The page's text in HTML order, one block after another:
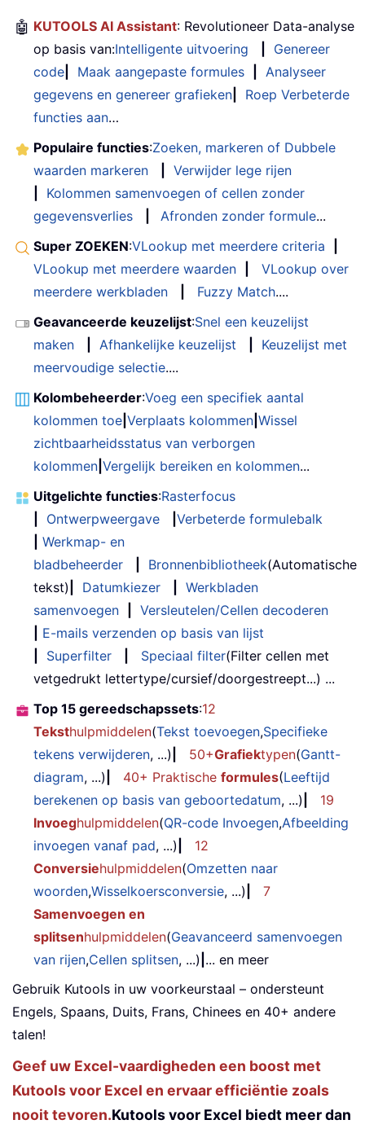
🤖 KUTOOLS AI Assistant: Revolutioneer Data-analyse
op basis van:Intelligente uitvoering
Genereer
code
Maak aangepaste formules
Analyseer
gegevens en genereer grafieken
Roep Verbeterde
functies aan…
Populaire functies:Zoeken, markeren of Dubbele
waarden markeren
Verwijder lege rijen
Kolommen samenvoegen of cellen zonder
gegevensverlies
Afronden zonder formule...
Super ZOEKEN:VLookup met meerdere criteria
VLookup met meerdere waarden
VLookup over
meerdere werkbladen
Fuzzy Match....
Geavanceerde keuzelijst:Snel een keuzelijst
maken
Afhankelijke keuzelijst
Keuzelijst met
meervoudige selectie....
Kolombeheerder:Voeg een specifiek aantal
kolommen toe Verplaats kolommen Wissel
zichtbaarheidsstatus van verborgen
kolommen Vergelijk bereiken en kolommen...
Uitgelichte functies:Rasterfocus
Ontwerpweergave
Verbeterde formulebalk
Werkmap- en
bladbeheerder
Bronnenbibliotheek(Automatische
tekst)
Datumkiezer
Werkbladen
samenvoegen
Versleutelen/Cellen decoderen
E-mails verzenden op basis van lijst
Superfilter Speciaal filter(Filter cellen met
vetgedrukt lettertype/cursief/doorgestreept...) ...
Top 15 gereedschapssets:12
Teksthulpmiddelen(Tekst toevoegen,Specifieke
tekens verwijderen, ...) 50+Grafiektypen(Gantt-
diagram, ...) 40+ Praktische formules(Leeftijd
berekenen op basis van geboortedatum, ...)
19
Invoeghulpmiddelen(QR-code Invoegen,Afbeelding
invoegen vanaf pad, ...)
12
Conversiehulpmiddelen(Omzetten naar
woorden,Wisselkoersconversie, ...)
7
Samenvoegen en
splitsenhulpmiddelen(Geavanceerd samenvoegen
van rijen,Cellen splitsen, ...) ... en meer
Gebruik Kutools in uw voorkeurstaal – ondersteunt
Engels, Spaans, Duits, Frans, Chinees en 40+ andere
talen!
Geef uw Excel-vaardigheden een boost met
Kutools voor Excel en ervaar efficiëntie zoals
nooit tevoren.Kutools voor Excel biedt meer dan